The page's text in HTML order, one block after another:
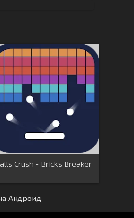
Crush - Bricks Breaker
Андроид